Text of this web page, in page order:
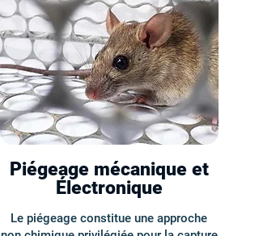
Piégeage mécanique et
Électronique
Le piégeage constitue une approche